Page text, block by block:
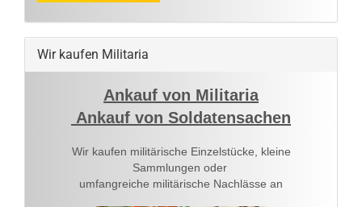
Wir kaufen Militaria
Ankauf von Militaria
Ankauf von Soldatensachen
Wir kaufen militärische Einzelstücke, kleine
Sammlungen oder
umfangreiche militärische Nachlässe an